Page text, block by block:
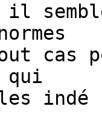
cas
qui
les indé